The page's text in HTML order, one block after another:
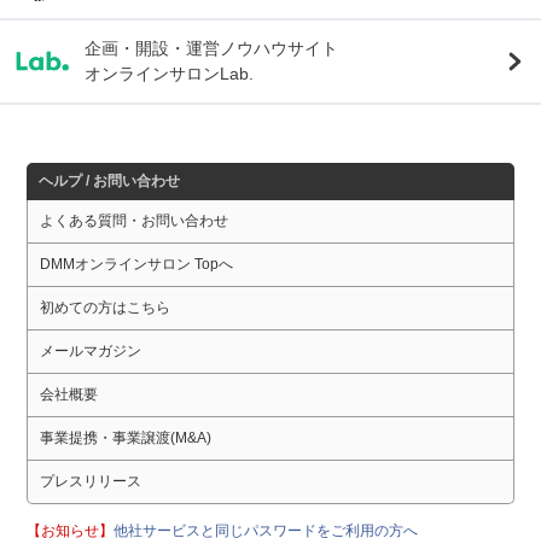
企画・開設・運営ノウハウサイト
オンラインサロンLab.
ヘルプ / お問い合わせ
よくある質問・お問い合わせ
DMMオンラインサロン Topへ
初めての方はこちら
メールマガジン
会社概要
事業提携・事業譲渡(M&A)
プレスリリース
【お知らせ】他社サービスと同じパスワードをご利用の方へ